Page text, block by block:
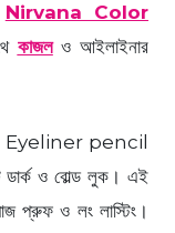
Nirvana Color
কাজলও আইলাইনার
Eyeliner pencil
ডার্ক ও বোল্ড লুক। এই
প্রুফ ও লং লাস্টিং।